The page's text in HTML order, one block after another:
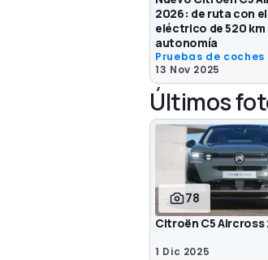
2026: de ruta con el
eléctrico de 520 km
autonomía
Pruebas de coches
13 Nov 2025
Últimos
78
Citroën C5 Aircross
1 Dic 2025